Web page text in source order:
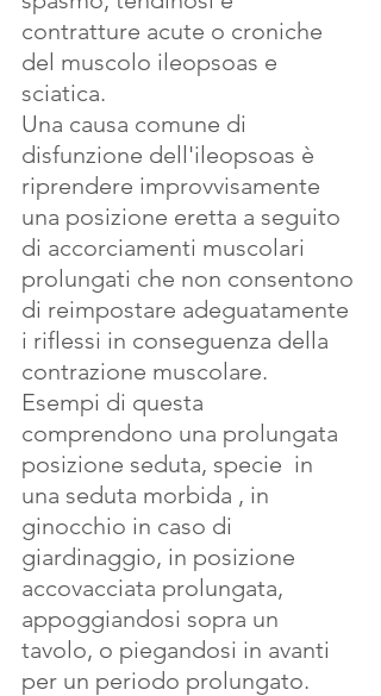
contratture acute o croniche
del muscolo ileopsoas e
sciatica.
Una causa comune di
disfunzione dell'ileopsoas è
riprendere improvvisamente
una posizione eretta a seguito
di accorciamenti muscolari
prolungati che non consentono
di reimpostare adeguatamente
i riflessi in conseguenza della
contrazione muscolare.
Esempi di questa
comprendono una prolungata
posizione seduta, specie  in
una seduta morbida , in
ginocchio in caso di
giardinaggio, in posizione
accovacciata prolungata,
appoggiandosi sopra un
tavolo, o piegandosi in avanti
per un periodo prolungato.